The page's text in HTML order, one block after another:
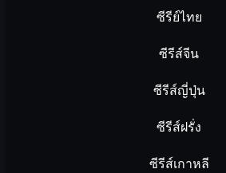
ซีรีย์ไทย
ซีรีส์จีน
ซีรีส์ญี่ปุ่น
ซีรีส์ฝรั่ง
ซีรีส์เกาหลี